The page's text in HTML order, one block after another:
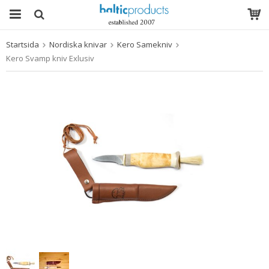
Produkten har blivit tillagd i varukorgen
Startsida Nordiska knivar
Kero Samekniv
Kero Svamp kniv Exlusiv